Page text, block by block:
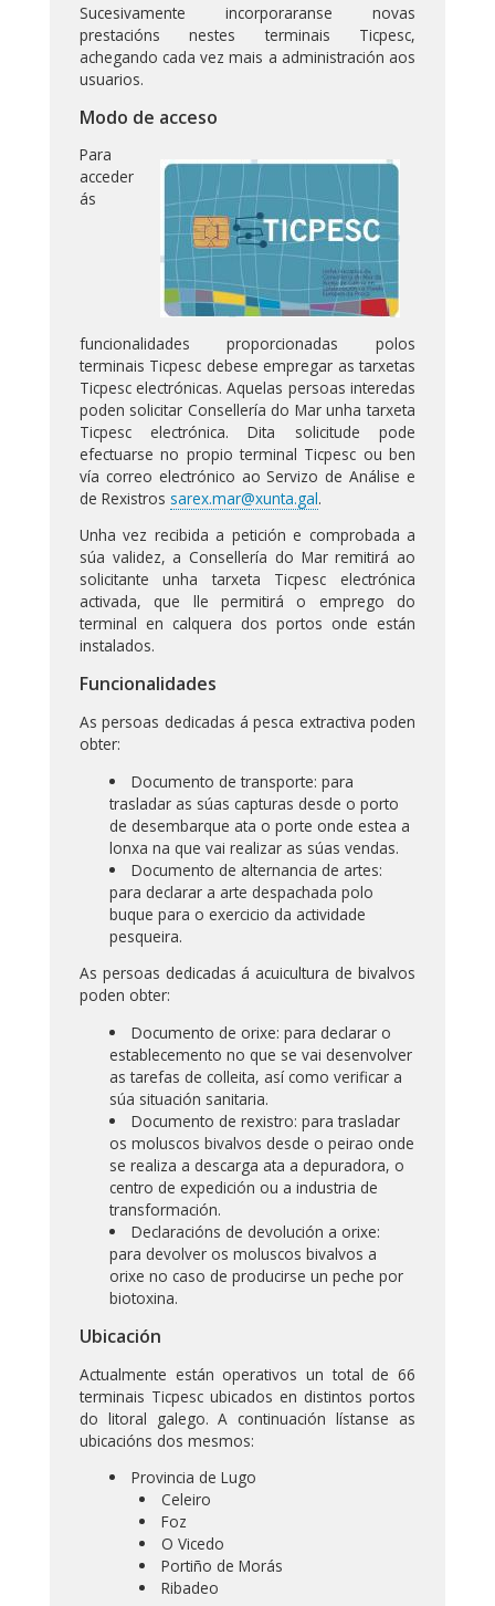
Sucesivamente incorporaranse novas
prestacións nestes terminais Ticpesc,
achegando cada vez mais a administración aos
usuarios.
Modo de acceso
Para
acceder
ás
funcionalidades proporcionadas polos
terminais Ticpesc debese empregar as tarxetas
Ticpesc electrónicas. Aquelas persoas interedas
poden solicitar Consellería do Mar unha tarxeta
Ticpesc electrónica. Dita solicitude pode
efectuarse no propio terminal Ticpesc ou ben
vía correo electrónico ao Servizo de Análise e
de Rexistros sarex.mar@xunta.gal.
Unha vez recibida a petición e comprobada a
súa validez, a Consellería do Mar remitirá ao
solicitante unha tarxeta Ticpesc electrónica
activada, que lle permitirá o emprego do
terminal en calquera dos portos onde están
instalados.
Funcionalidades
As persoas dedicadas á pesca extractiva poden
obter:
Documento de transporte: para
trasladar as súas capturas desde o porto
de desembarque ata o porte onde estea a
lonxa na que vai realizar as súas vendas.
Documento de alternancia de artes:
para declarar a arte despachada polo
buque para o exercicio da actividade
pesqueira.
As persoas dedicadas á acuicultura de bivalvos
poden obter:
Documento de orixe: para declarar o
establecemento no que se vai desenvolver
as tarefas de colleita, así como verificar a
súa situación sanitaria.
Documento de rexistro: para trasladar
os moluscos bivalvos desde o peirao onde
se realiza a descarga ata a depuradora, o
centro de expedición ou a industria de
transformación.
Declaracións de devolución a orixe:
para devolver os moluscos bivalvos a
orixe no caso de producirse un peche por
biotoxina.
Ubicación
Actualmente están operativos un total de 66
terminais Ticpesc ubicados en distintos portos
do litoral galego. A continuación lístanse as
ubicacións dos mesmos:
Provincia de Lugo
Celeiro
Foz
O Vicedo
Portiño de Morás
Ribadeo